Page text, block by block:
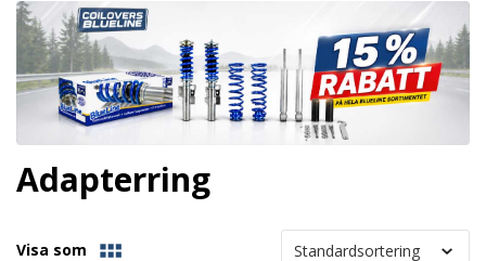
Adapterring
Visa som